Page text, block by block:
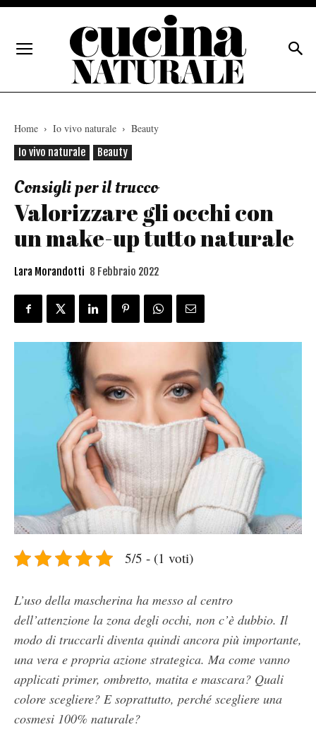
Home Io vivo naturale
Beauty
Io vivo naturale
Beauty
Consigli per il trucco
Valorizzare gli occhi con
un make-up tutto naturale
Lara Morandotti 8 Febbraio 2022
5/5 - (1 voti)
L’uso della mascherina ha messo al centro
dell’attenzione la zona degli occhi, non c’è dubbio. Il
modo di truccarli diventa quindi ancora più importante,
una vera e propria azione strategica. Ma come vanno
applicati primer, ombretto, matita e mascara? Quali
colore scegliere? E soprattutto, perché scegliere una
cosmesi 100% naturale?